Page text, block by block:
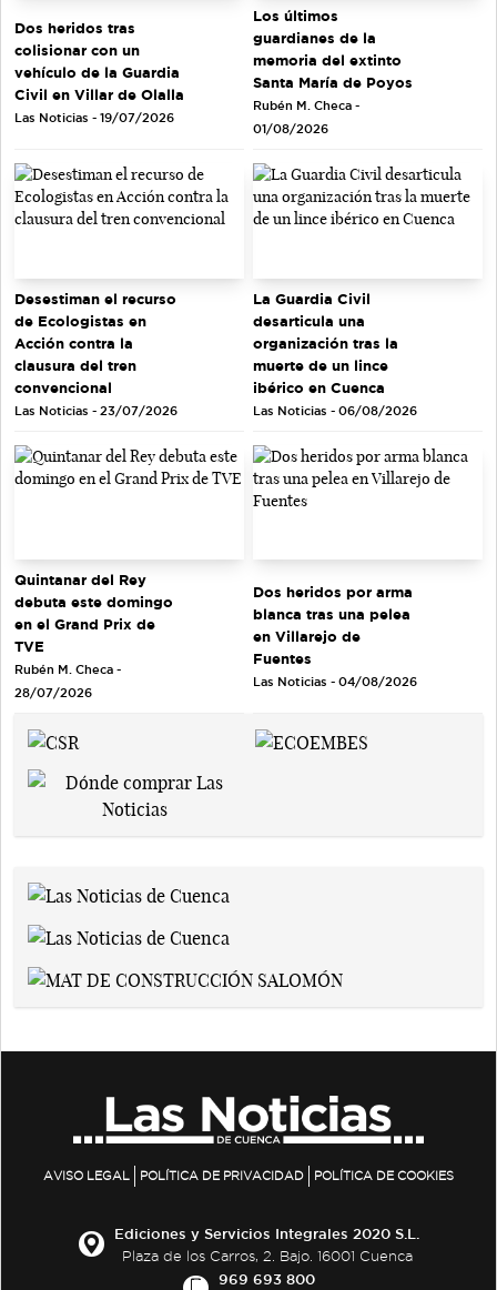
Dos heridos tras
colisionar con un
vehículo de la Guardia
Civil en Villar de Olalla
Las Noticias - 19/07/2026
Los últimos
guardianes de la
memoria del extinto
Santa María de Poyos
Rubén M. Checa -
01/08/2026
Desestiman el recurso
de Ecologistas en
Acción contra la
clausura del tren
convencional
Las Noticias - 23/07/2026
La Guardia Civil
desarticula una
organización tras la
muerte de un lince
ibérico en Cuenca
Las Noticias - 06/08/2026
Quintanar del Rey
debuta este domingo
en el Grand Prix de
TVE
Rubén M. Checa -
28/07/2026
Dos heridos por arma
blanca tras una pelea
en Villarejo de
Fuentes
Las Noticias - 04/08/2026
AVISO LEGAL POLÍTICA DE PRIVACIDAD POLÍTICA DE COOKIES
Ediciones y Servicios Integrales 2020 S.L.
Plaza de los Carros, 2. Bajo. 16001 Cuenca
969 693 800